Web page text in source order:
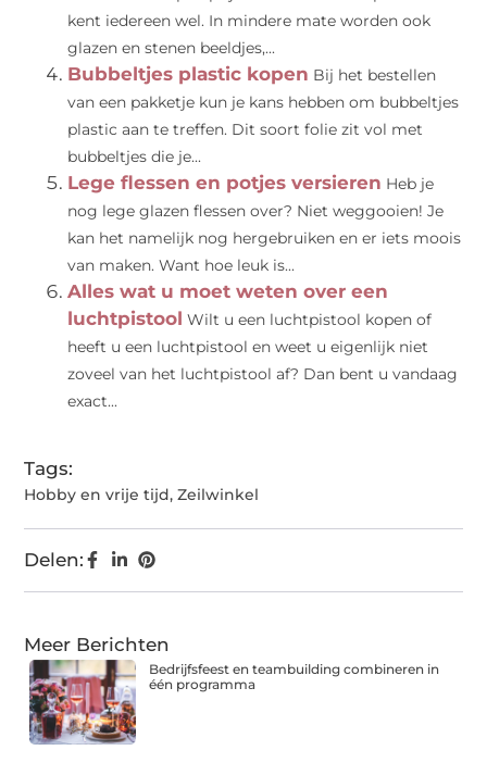
kent iedereen wel. In mindere mate worden ook
glazen en stenen beeldjes,...
Bubbeltjes plastic kopen Bij het bestellen
van een pakketje kun je kans hebben om bubbeltjes
plastic aan te treffen. Dit soort folie zit vol met
bubbeltjes die je...
Lege flessen en potjes versieren Heb je
nog lege glazen flessen over? Niet weggooien! Je
kan het namelijk nog hergebruiken en er iets moois
van maken. Want hoe leuk is...
Alles wat u moet weten over een
luchtpistool Wilt u een luchtpistool kopen of
heeft u een luchtpistool en weet u eigenlijk niet
zoveel van het luchtpistool af? Dan bent u vandaag
exact...
Tags:
Hobby en vrije tijd,Zeilwinkel
Delen:
Meer Berichten
Bedrijfsfeest en teambuilding combineren in
één programma